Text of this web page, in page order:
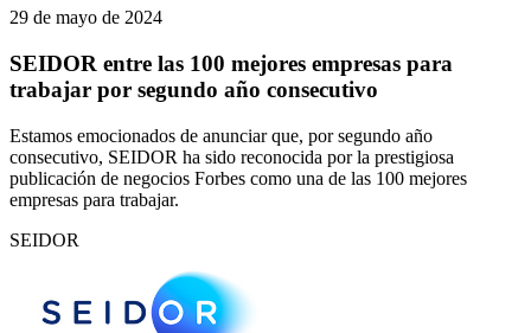
29 de mayo de 2024
SEIDOR entre las 100 mejores empresas para
trabajar por segundo año consecutivo
Estamos emocionados de anunciar que, por segundo año
consecutivo, SEIDOR ha sido reconocida por la prestigiosa
publicación de negocios Forbes como una de las 100 mejores
empresas para trabajar.
SEIDOR